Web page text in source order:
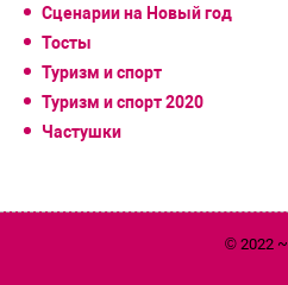
Сценарии на Новый год
Тосты
Туризм и спорт
Туризм и спорт 2020
Частушки
© 2022 ~